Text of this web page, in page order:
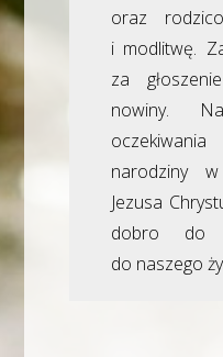
oraz
i modlitwę.
za
nowiny.
narodziny
Jezusa
dobro do
do naszego